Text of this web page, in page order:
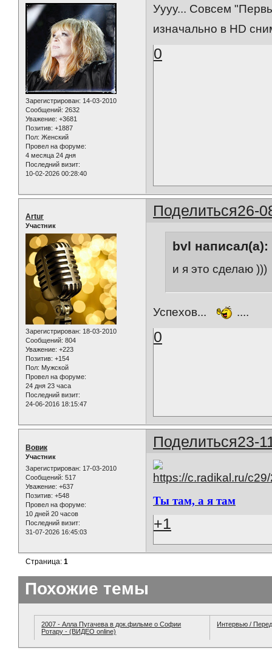
Зарегистрирован: 14-03-2010
Сообщений: 2632
Уважение: +3681
Позитив: +1887
Пол: Женский
Провел на форуме:
4 месяца 24 дня
Последний визит:
10-02-2026 00:28:40
Уууу... Совсем
изначально в HD
0
Поделиться26-
Artur
Участник
Зарегистрирован: 18-03-2010
Сообщений: 804
Уважение: +223
Позитив: +154
Пол: Мужской
Провел на форуме:
24 дня 23 часа
Последний визит:
24-06-2016 18:15:47
bvl написал(а):
и я это сделаю )))
Успехов... ....
0
Поделиться23-
Вовик
Участник
Зарегистрирован: 17-03-2010
Сообщений: 517
Уважение: +637
Позитив: +548
Провел на форуме:
10 дней 20 часов
Последний визит:
31-07-2026 16:45:03
Ты там, а я там
+1
Страница:1
Похожие темы
2007 - Алла Пугачева в док.фильме о Софии
Ротару - (ВИДЕО online)
Интервью /